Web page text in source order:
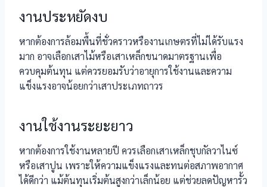
งานประหยัดงบ
หากต้องการล้อมพื้นที่ชั่วคราวหรืองานเกษตรที่ไม่ได้รับแรง
มาก อาจเลือกเสาไม้หรือเสาเหล็กขนาดมาตรฐานเพื่อ
ควบคุมต้นทุน แต่ควรยอมรับว่าอายุการใช้งานและความ
แข็งแรงอาจน้อยกว่าเสาประเภทถาวร
งานใช้งานระยะยาว
หากต้องการใช้งานหลายปี ควรเลือกเสาเหล็กชุบกัลวาไนซ์
หรือเสาปูน เพราะให้ความแข็งแรงและทนต่อสภาพอากาศ
ได้ดีกว่า แม้ต้นทุนเริ่มต้นสูงกว่าเล็กน้อย แต่ช่วยลดปัญหารั้ว